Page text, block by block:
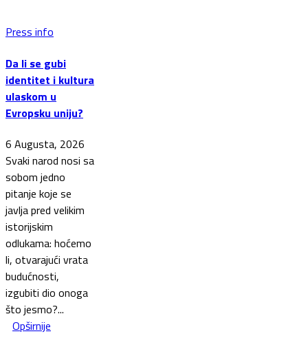
Press info
Da li se gubi
identitet i kultura
ulaskom u
Evropsku uniju?
6 Augusta, 2026
Svaki narod nosi sa
sobom jedno
pitanje koje se
javlja pred velikim
istorijskim
odlukama: hoćemo
li, otvarajući vrata
budućnosti,
izgubiti dio onoga
što jesmo?...
Opširnije